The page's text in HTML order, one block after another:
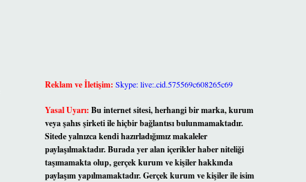
Reklam ve İletişim: Skype: live:.cid.575569c608265c69
Yasal Uyarı: Bu internet sitesi, herhangi bir marka, kurum
veya şahıs şirketi ile hiçbir bağlantısı bulunmamaktadır.
Sitede yalnızca kendi hazırladığımız makaleler
paylaşılmaktadır. Burada yer alan içerikler haber niteliği
taşımamakta olup, gerçek kurum ve kişiler hakkında
paylaşım yapılmamaktadır. Gerçek kurum ve kişiler ile isim